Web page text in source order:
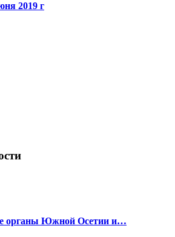
2019 г
органы Южной Осетии и…